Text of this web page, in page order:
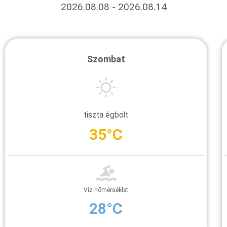
2026.08.08 - 2026.08.14
Szombat
tiszta égbolt
35°C
Víz hőmérséklet
28°C